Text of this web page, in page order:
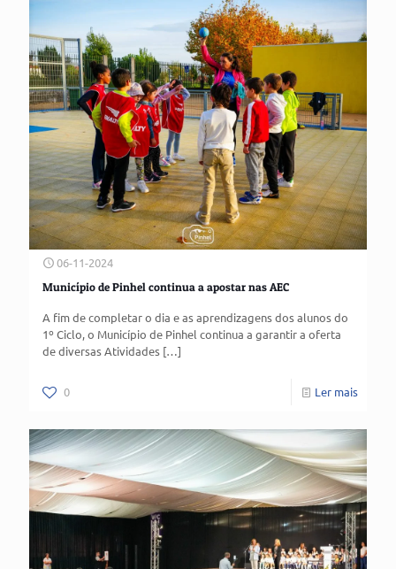
06-11-2024
Município de Pinhel continua a apostar nas AEC
A fim de completar o dia e as aprendizagens dos alunos do
1º Ciclo, o Município de Pinhel continua a garantir a oferta
de diversas Atividades […]
0 Ler mais